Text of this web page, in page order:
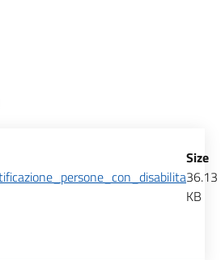
Size
36.13
KB